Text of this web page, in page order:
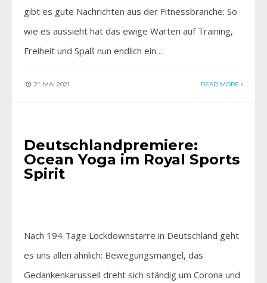
gibt es gute Nachrichten aus der Fitnessbranche: So
wie es aussieht hat das ewige Warten auf Training,
Freiheit und Spaß nun endlich ein…
21. MAI 2021 READ MORE
Deutschlandpremiere:
Ocean Yoga im Royal Sports
Spirit
Nach 194 Tage Lockdownstarre in Deutschland geht
es uns allen ähnlich: Bewegungsmangel, das
Gedankenkarussell dreht sich ständig um Corona und